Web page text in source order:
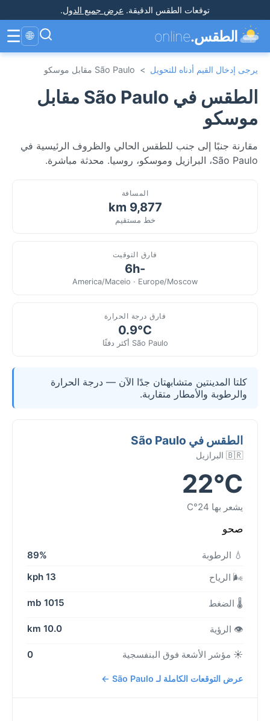
توقعات الطقس الدقيقة. عرض جميع الدول.
الطقس.online
🌐
☰
يرجى إدخال القيم أدناه للتحويل > São Paulo مقابل موسكو
الطقس في São Paulo مقابل
موسكو
مقارنة جنبًا إلى جنب للطقس الحالي والظروف الرئيسية في
São Paulo، البرازيل وموسكو، روسيا. محدثة مباشرة.
المسافة
9,877 km
خط مستقيم
فارق التوقيت
-6h
America/Maceio · Europe/Moscow
فارق درجة الحرارة
0.9°C
São Paulo أكثر دفئًا
كلتا المدينتين متشابهتان جدًا الآن — درجة الحرارة
والرطوبة والأمطار متقاربة.
الطقس في São Paulo
🇧🇷 البرازيل
22°C
يشعر بها 24°C
صحو
💧 الرطوبة
89%
🌬️ الرياح
13 kph
🌡️ الضغط 1015 mb
👁️ الرؤية 10.0 km
☀️ مؤشر الأشعة فوق البنفسجية 0
عرض التوقعات الكاملة لـ São Paulo ←